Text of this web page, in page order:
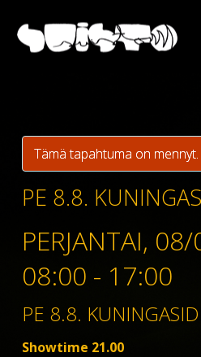
Tämä tapahtuma on mennyt.
PE 8.8.
PERJANTAI,
08:00 - 17:00
PE 8.8.
Showtime 21.00